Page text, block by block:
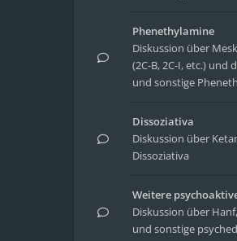
Phenethylamine
Diskussion über
(2C-B, 2C-I, etc.) und
und sonstige
Dissoziativa
Diskussion über
Dissoziativa
Weitere
Diskussion über
und sonstige